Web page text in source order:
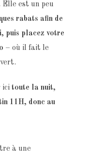
est un peu
rabats afin de
puis placez votre
– où il fait le
ici toute la nuit,
11H, donc au
à une